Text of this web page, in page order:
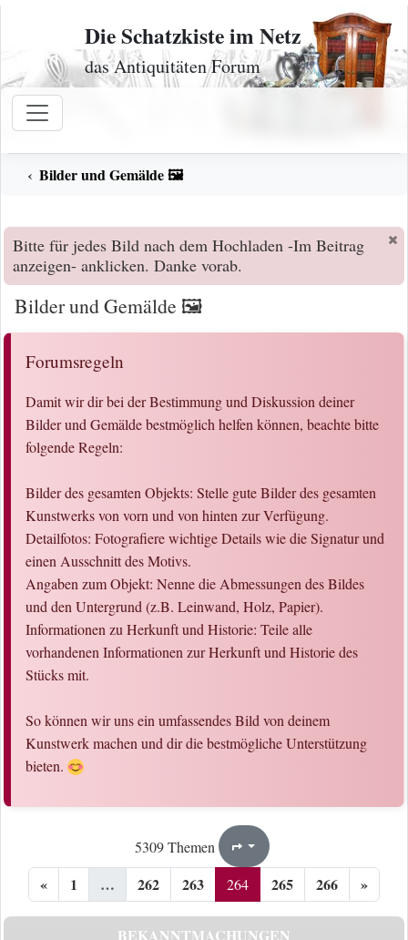
Zum Inhalt
Die Schatzkiste im Netz
das Antiquitäten Forum
Bilder und Gemälde 🖼️
Bitte für jedes Bild nach dem Hochladen -Im Beitrag
anzeigen- anklicken. Danke vorab.
Bilder und Gemälde 🖼️
Forumsregeln
Damit wir dir bei der Bestimmung und Diskussion deiner
Bilder und Gemälde bestmöglich helfen können, beachte bitte
folgende Regeln:
Bilder des gesamten Objekts: Stelle gute Bilder des gesamten
Kunstwerks von vorn und von hinten zur Verfügung.
Detailfotos: Fotografiere wichtige Details wie die Signatur und
einen Ausschnitt des Motivs.
Angaben zum Objekt: Nenne die Abmessungen des Bildes
und den Untergrund (z.B. Leinwand, Holz, Papier).
Informationen zu Herkunft und Historie: Teile alle
vorhandenen Informationen zur Herkunft und Historie des
Stücks mit.
So können wir uns ein umfassendes Bild von deinem
Kunstwerk machen und dir die bestmögliche Unterstützung
bieten.
5309 Themen Seite264
« 1 … 262 263 264 265 266 »
BEKANNTMACHUNGEN